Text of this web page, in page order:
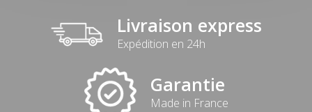
Livraison express
Expédition en 24h
Garantie
Made in France